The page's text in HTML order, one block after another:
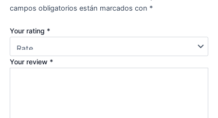
campos obligatorios están marcados con *
Your rating *
Your review *